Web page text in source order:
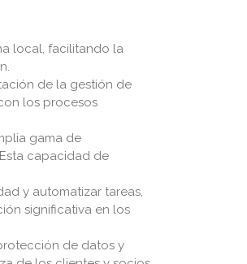
local, facilitando la
de la gestión de
los procesos
gama de
capacidad de
y automatizar tareas,
significativa en los
de datos y